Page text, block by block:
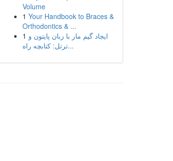
Volume
1 Your Handbook to Braces &
Orthodontics & ...
1 ایجاد گیم مار با زبان پایتون و
ترتل: کتابچه راه...